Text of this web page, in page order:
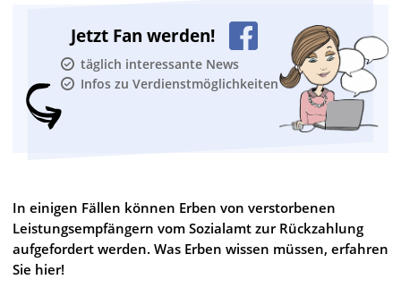
Jetzt Fan werden!
täglich interessante News
Infos zu Verdienstmöglichkeiten
In einigen Fällen können Erben von verstorbenen
Leistungsempfängern vom Sozialamt zur Rückzahlung
aufgefordert werden. Was Erben wissen müssen, erfahren
Sie hier!